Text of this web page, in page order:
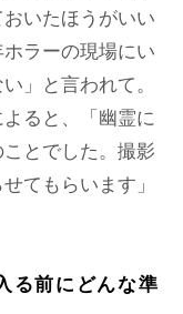
いたほうがいい
ラーの現場にい
」と言われて。
ると、「幽霊に
とでした。撮影
てもらいます」
前にどんな準